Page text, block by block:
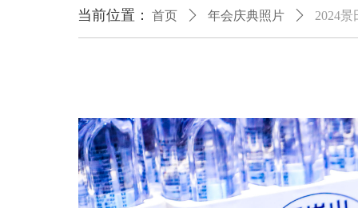
当前位置： 首页 ꄲ 年会庆典照片 ꄲ 2024